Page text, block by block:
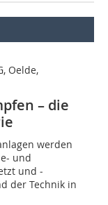
Oelde,
– die
werden
und
und
der Technik in